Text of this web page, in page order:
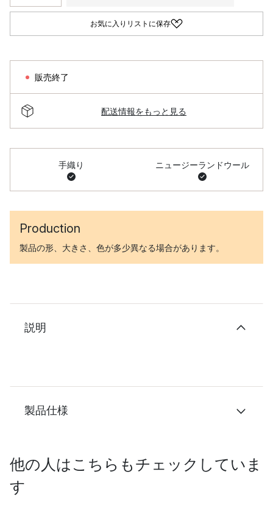
お気に入りリストに保存
販売終了
配送情報をもっと見る
手織り ニュージーランドウール
Production
製品の形、大きさ、色が多少異なる場合があります。
説明
製品仕様
他の人はこちらもチェックしていま
す